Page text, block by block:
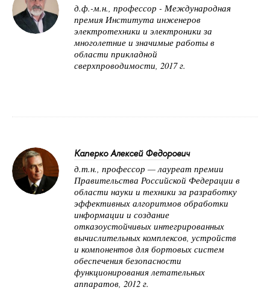
д.ф.-м.н., профессор - Международная
премия Института инженеров
электротехники и электроники за
многолетние и значимые работы в
области прикладной
сверхпроводимости, 2017 г.
Каперко Алексей Федорович
д.т.н., профессор — лауреат премии
Правительства Российской Федерации в
области науки и техники за разработку
эффективных алгоритмов обработки
информации и создание
отказоустойчивых интегрированных
вычислительных комплексов, устройств
и компонентов для бортовых систем
обеспечения безопасности
функционирования летательных
аппаратов, 2012 г.